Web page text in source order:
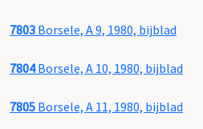
7803 Borsele, A 9, 1980, bijblad
7804Borsele, A 10, 1980, bijblad
7805 Borsele, A 11, 1980, bijblad